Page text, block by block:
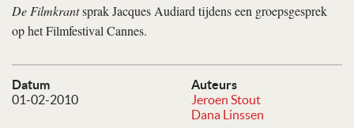
Datum
01-02-2010
Auteurs
Jeroen Stout
Dana Linssen
De Filmkrantsprak Jacques Audiard tijdens een groepsgesprek
op het Filmfestival Cannes.